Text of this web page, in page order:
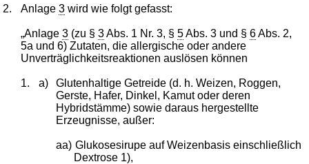
2. Anlage3 wird wie folgt gefasst:
„Anlage3 (zu §3Abs. 1 Nr. 3, §5Abs. 3 und §6Abs. 2,
5a und 6) Zutaten, die allergische oder andere
Unverträglichkeitsreaktionen auslösen können
1. a)
Glutenhaltige Getreide (d. h. Weizen, Roggen,
Gerste, Hafer, Dinkel, Kamut oder deren
Hybridstämme) sowie daraus hergestellte
Erzeugnisse, außer:
aa) Glukosesirupe auf Weizenbasis einschließlich
Dextrose 1),